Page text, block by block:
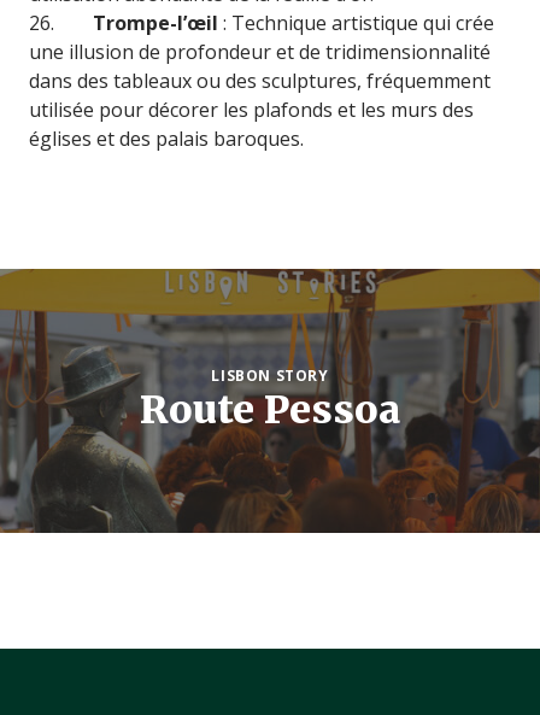
26. Trompe-l’œil : Technique artistique qui crée
une illusion de profondeur et de tridimensionnalité
dans des tableaux ou des sculptures, fréquemment
utilisée pour décorer les plafonds et les murs des
églises et des palais baroques.
LISBON STORY
Route Pessoa